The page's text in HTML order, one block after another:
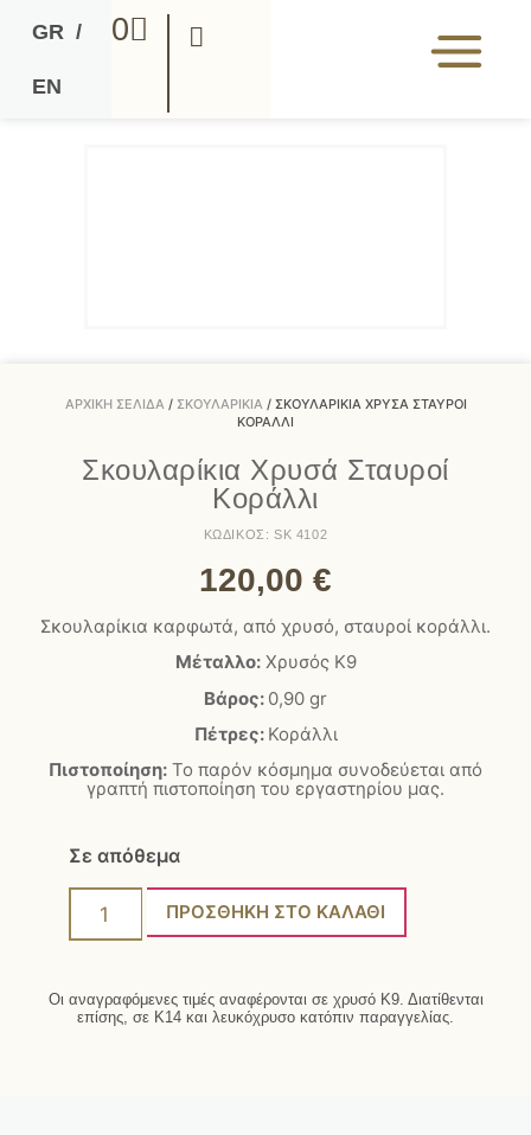
0
GR /
EN
ΑΡΧΙΚΉ ΣΕΛΊΔΑ / ΣΚΟΥΛΑΡΊΚΙΑ / ΣΚΟΥΛΑΡΊΚΙΑ ΧΡΥΣΆ ΣΤΑΥΡΟΊ
ΚΟΡΆΛΛΙ
Σκουλαρίκια Χρυσά Σταυροί
Κοράλλι
ΚΩΔΙΚΟΣ: SK 4102
120,00 €
Σκουλαρίκια καρφωτά, από χρυσό, σταυροί κοράλλι.
Μέταλλο:Χρυσός Κ9
Βάρος: 0,90 gr
Πέτρες: Κοράλλι
Πιστοποίηση: Το παρόν κόσμημα συνοδεύεται από
γραπτή πιστοποίηση του εργαστηρίου μας.
Σε απόθεμα
ΠΡΟΣΘΉΚΗ ΣΤΟ ΚΑΛΆΘΙ
Οι αναγραφόμενες τιμές αναφέρονται σε χρυσό Κ9. Διατίθενται
επίσης, σε Κ14 και λευκόχρυσο κατόπιν παραγγελίας.